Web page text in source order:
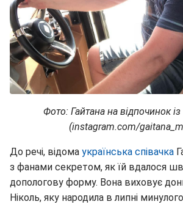
Фото: Гайтана на відпочинок
(instagram.com/
До речі, відома українська співачка
з фанами секретом, як їй вдалося
допологову форму. Вона виховує
Ніколь, яку народила в липні